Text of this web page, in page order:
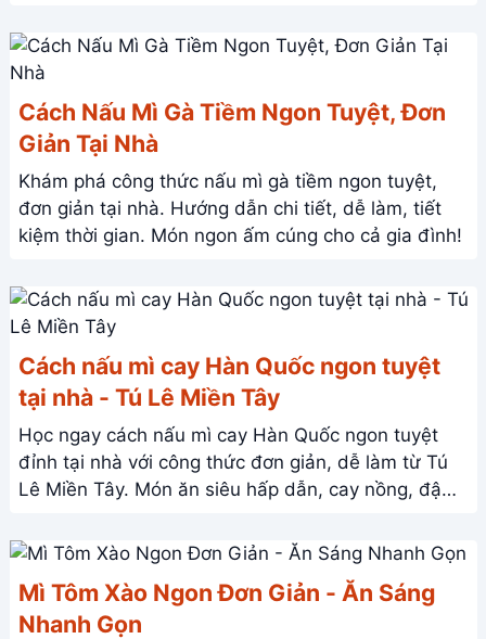
Cách Nấu Mì Gà Tiềm Ngon Tuyệt, Đơn
Giản Tại Nhà
Khám phá công thức nấu mì gà tiềm ngon tuyệt,
đơn giản tại nhà. Hướng dẫn chi tiết, dễ làm, tiết
kiệm thời gian. Món ngon ấm cúng cho cả gia đình!
Cách nấu mì cay Hàn Quốc ngon tuyệt
tại nhà - Tú Lê Miền Tây
Học ngay cách nấu mì cay Hàn Quốc ngon tuyệt
đỉnh tại nhà với công thức đơn giản, dễ làm từ Tú
Lê Miền Tây. Món ăn siêu hấp dẫn, cay nồng, đậm
Mì Tôm Xào Ngon Đơn Giản - Ăn Sáng
Nhanh Gọn